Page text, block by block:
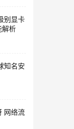
别显卡
解析
知名安
网络流